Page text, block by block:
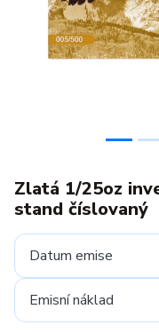
Zlatá 1/25oz
stand číslovaný
Datum emise
Emisní náklad